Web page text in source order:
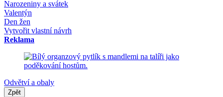
Narozeniny a svátek
Valentýn
Den žen
Vytvořit vlastní návrh
Reklama
Odvětví a obaly
Zpět